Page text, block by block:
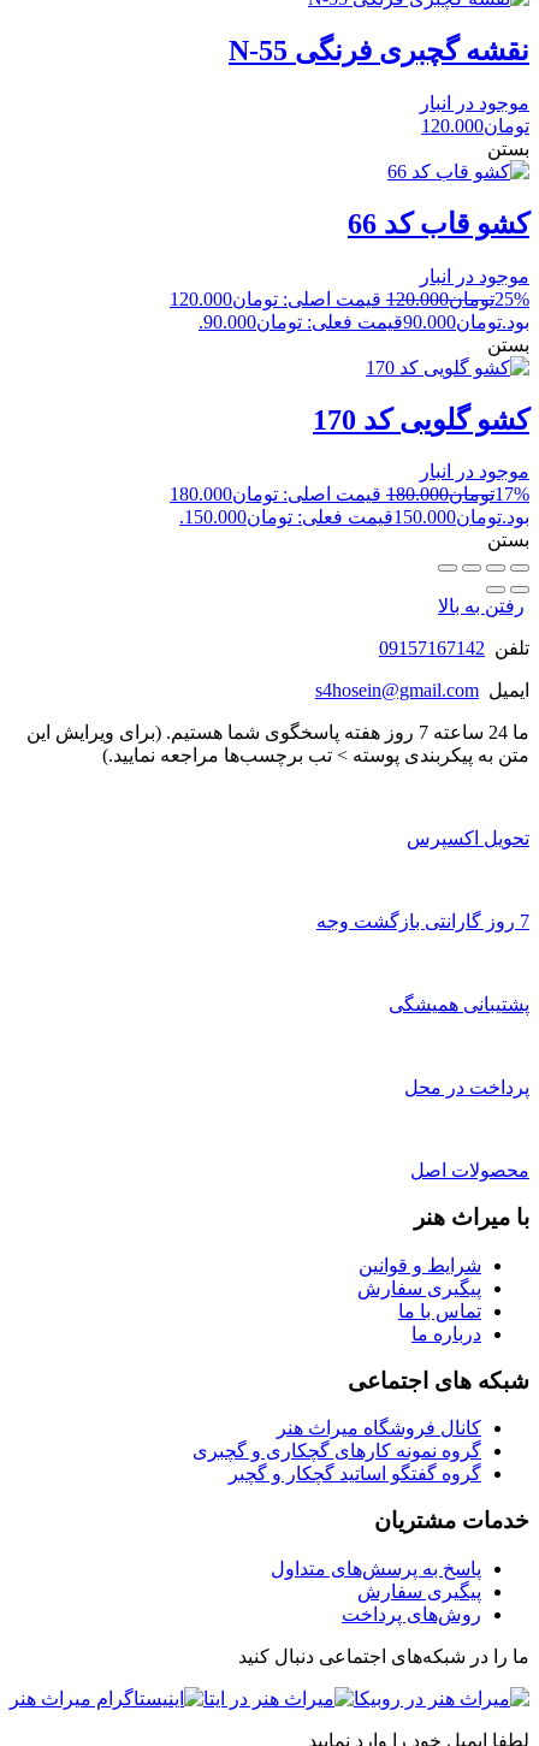
نقشه گچبری فرنگی N-55
موجود در انبار
تومان120.000
بستن
کشو قاب کد 66
موجود در انبار
25%تومان120.000
قیمت اصلی: تومان120.000
بود.تومان90.000قیمت فعلی: تومان90.000.
بستن
کشو گلویی کد 170
موجود در انبار
17%تومان180.000
قیمت اصلی: تومان180.000
بود.تومان150.000قیمت فعلی: تومان150.000.
بستن
رفتن به بالا
تلفن 09157167142
ایمیل s4hosein@gmail.com
ما 24 ساعته 7 روز هفته پاسخگوی شما هستیم. (برای ویرایش این
متن به پیکربندی پوسته > تب برچسب‌ها مراجعه نمایید.)
تحویل اکسپرس
7 روز گارانتی بازگشت وجه
پشتیبانی همیشگی
پرداخت در محل
محصولات اصل
با میراث هنر
شرایط و قوانین
پیگیری سفارش
تماس با ما
درباره ما
شبکه های اجتماعی
کانال فروشگاه میراث هنر
گروه نمونه کارهای گچکاری و گچبری
گروه گفتگو اساتید گچکار و گچبر
خدمات مشتریان
پاسخ به پرسش‌های متداول
پیگیری سفارش
روش‌های پرداخت
ما را در شبکه‌های اجتماعی دنبال کنید
لطفا ایمیل خود را وارد نمایید